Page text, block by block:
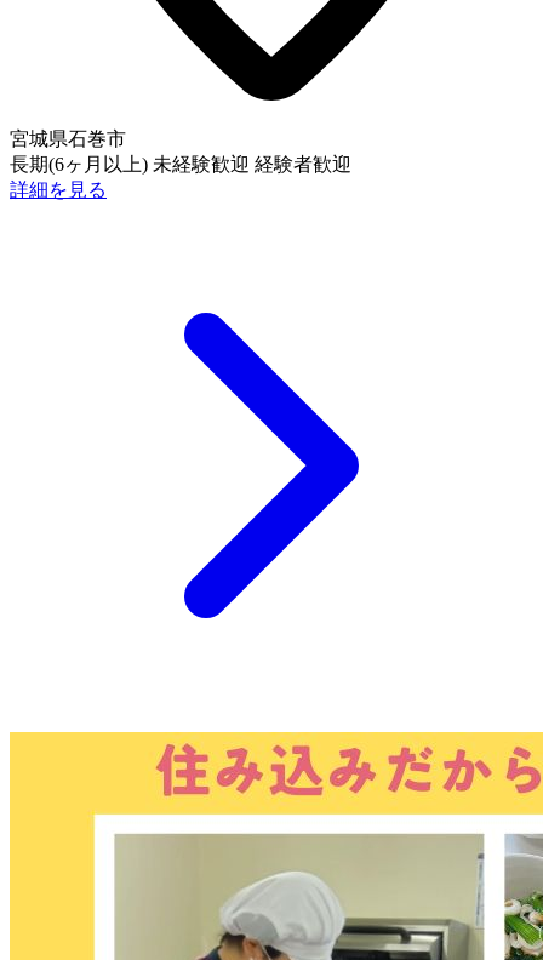
宮城県石巻市
長期(6ヶ月以上) 未経験歓迎 経験者歓迎
詳細を見る